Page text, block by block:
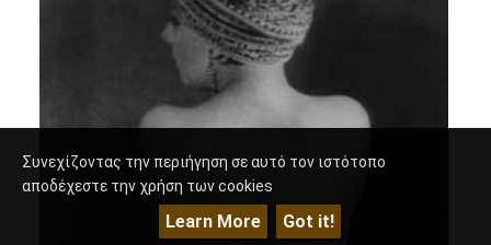
Συνεχίζοντας την περιήγηση σε αυτό τον ιστότοπο
αποδέχεστε την χρήση των cookies
Learn More Got it!